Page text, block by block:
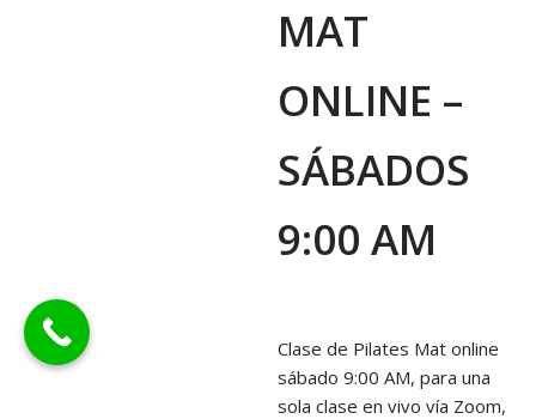
MAT
ONLINE –
SÁBADOS
9:00 AM
Clase de Pilates Mat online
sábado 9:00 AM, para una
sola clase en vivo vía Zoom,